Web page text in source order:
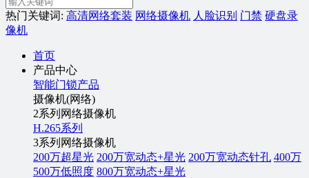
热门关键词: 高清网络套装 网络摄像机 人脸识别 门禁 硬盘录
像机
首页
产品中心
智能门锁产品
摄像机(网络)
2系列网络摄像机
H.265系列
3系列网络摄像机
200万超星光 200万宽动态+星光 200万宽动态针孔 400万
500万低照度 800万宽动态+星光